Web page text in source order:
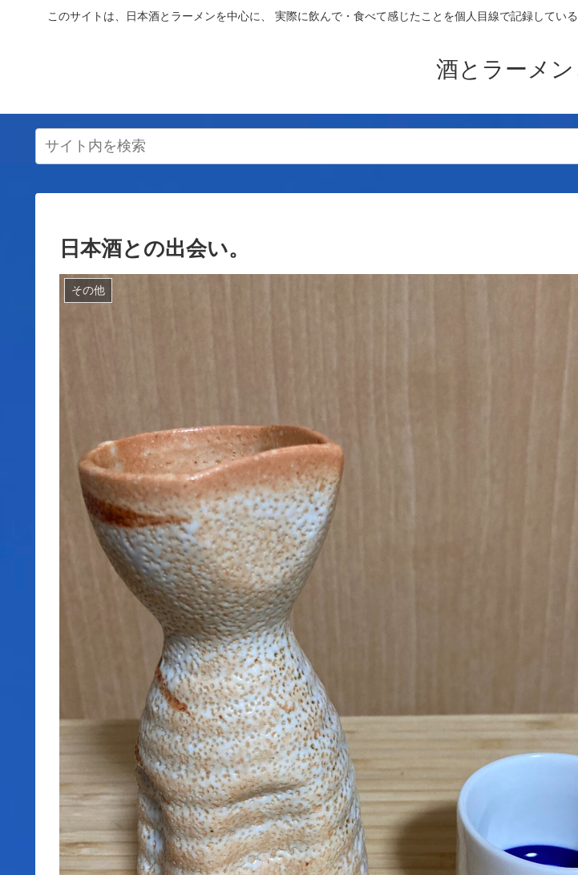
このサイトは、日本酒とラーメンを中心に、 実際に飲んで・食べて感じたことを個人目線で記録してい
酒とラーメン
日本酒との出会い。
その他